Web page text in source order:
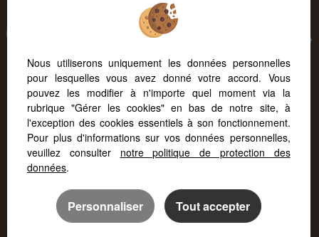
Afin de vous offrir un confort de lecture permanent, depuis
votre PC, votre tablette ou votre smartphone, notre site s'adapte
Logiciel immo
Création site internet
Référencement immobilier
Nous utiliserons uniquement les données personnelles
pour lesquelles vous avez donné votre accord. Vous
pouvez les modifier à n'importe quel moment via la
rubrique "Gérer les cookies" en bas de notre site, à
l'exception des cookies essentiels à son fonctionnement.
Pour plus d'informations sur vos données personnelles,
veuillez consulter notre politique de protection des
données.
Personnaliser Tout accepter